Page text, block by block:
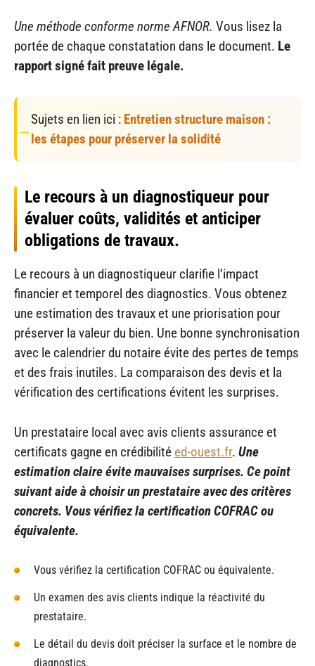
Une méthode conforme norme AFNOR. Vous lisez la
portée de chaque constatation dans le document. Le
rapport signé fait preuve légale.
Sujets en lien ici : Entretien structure maison :
les étapes pour préserver la solidité
Le recours à un diagnostiqueur pour
évaluer coûts, validités et anticiper
obligations de travaux.
Le recours à un diagnostiqueur clarifie l’impact
financier et temporel des diagnostics. Vous obtenez
une estimation des travaux et une priorisation pour
préserver la valeur du bien. Une bonne synchronisation
avec le calendrier du notaire évite des pertes de temps
et des frais inutiles. La comparaison des devis et la
vérification des certifications évitent les surprises.
Un prestataire local avec avis clients assurance et
certificats gagne en crédibilité ed-ouest.fr. Une
estimation claire évite mauvaises surprises. Ce point
suivant aide à choisir un prestataire avec des critères
concrets. Vous vérifiez la certification COFRAC ou
équivalente.
Vous vérifiez la certification COFRAC ou équivalente.
Un examen des avis clients indique la réactivité du
prestataire.
Le détail du devis doit préciser la surface et le nombre de
diagnostics.